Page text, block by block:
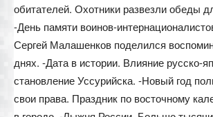
обитателей. Охотники развезли обеды
-День памяти воинов-
Сергей Малашенков поделился
днях. -Дата в истории. Влияние русско-
становление Уссурийска. -Новый год
свои права. Праздник по восточному